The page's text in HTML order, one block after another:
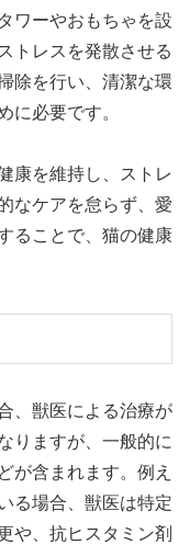
ワーやおもちゃを設
トレスを発散させる
除を行い、清潔な環
に必要です。
康を維持し、ストレ
なケアを怠らず、愛
ることで、猫の健康
、獣医による治療が
りますが、一般的に
が含まれます。例え
る場合、獣医は特定
や、抗ヒスタミン剤